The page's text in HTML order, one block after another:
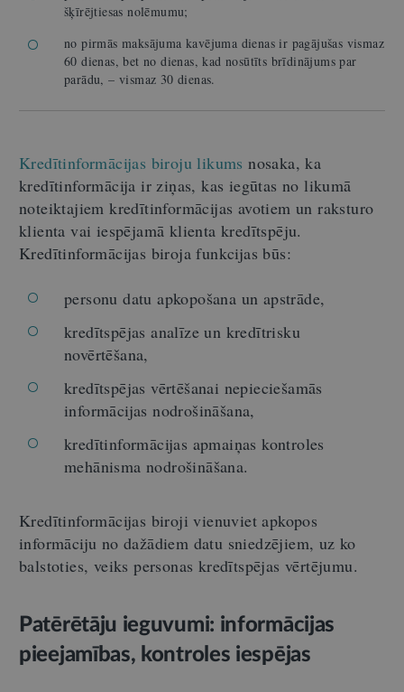
šķīrējtiesas nolēmumu;
no pirmās maksājuma kavējuma dienas ir pagājušas vismaz
60 dienas, bet no dienas, kad nosūtīts brīdinājums par
parādu, – vismaz 30 dienas.
Kredītinformācijas biroju likums nosaka, ka
kredītinformācija ir ziņas, kas iegūtas no likumā
noteiktajiem kredītinformācijas avotiem un raksturo
klienta vai iespējamā klienta kredītspēju.
Kredītinformācijas biroja funkcijas būs:
personu datu apkopošana un apstrāde,
kredītspējas analīze un kredītrisku
novērtēšana,
kredītspējas vērtēšanai nepieciešamās
informācijas nodrošināšana,
kredītinformācijas apmaiņas kontroles
mehānisma nodrošināšana.
Kredītinformācijas biroji vienuviet apkopos
informāciju no dažādiem datu sniedzējiem, uz ko
balstoties, veiks personas kredītspējas vērtējumu.
Patērētāju ieguvumi: informācijas
pieejamības, kontroles iespējas